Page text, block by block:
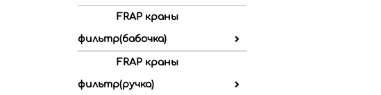
FRAP краны
фильтр(бабочка)
FRAP краны
фильтр(ручка)